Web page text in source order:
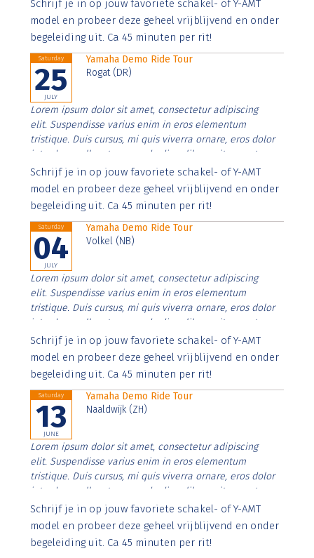
imperdiet. Nunc ut sem vitae risus tristique posuere.
Schrijf je in op jouw favoriete schakel- of Y-AMT
model en probeer deze geheel vrijblijvend en onder
begeleiding uit. Ca 45 minuten per rit!
Saturday
25
JULY
Yamaha Demo Ride Tour
Rogat (DR)
Lorem ipsum dolor sit amet, consectetur adipiscing
elit. Suspendisse varius enim in eros elementum
tristique. Duis cursus, mi quis viverra ornare, eros dolor
interdum nulla, ut commodo diam libero vitae erat.
Aenean faucibus nibh et justo cursus id rutrum lorem
imperdiet. Nunc ut sem vitae risus tristique posuere.
Schrijf je in op jouw favoriete schakel- of Y-AMT
model en probeer deze geheel vrijblijvend en onder
begeleiding uit. Ca 45 minuten per rit!
Saturday
04
JULY
Yamaha Demo Ride Tour
Volkel (NB)
Lorem ipsum dolor sit amet, consectetur adipiscing
elit. Suspendisse varius enim in eros elementum
tristique. Duis cursus, mi quis viverra ornare, eros dolor
interdum nulla, ut commodo diam libero vitae erat.
Aenean faucibus nibh et justo cursus id rutrum lorem
imperdiet. Nunc ut sem vitae risus tristique posuere.
Schrijf je in op jouw favoriete schakel- of Y-AMT
model en probeer deze geheel vrijblijvend en onder
begeleiding uit. Ca 45 minuten per rit!
Saturday
13
JUNE
Yamaha Demo Ride Tour
Naaldwijk (ZH)
Lorem ipsum dolor sit amet, consectetur adipiscing
elit. Suspendisse varius enim in eros elementum
tristique. Duis cursus, mi quis viverra ornare, eros dolor
interdum nulla, ut commodo diam libero vitae erat.
Aenean faucibus nibh et justo cursus id rutrum lorem
imperdiet. Nunc ut sem vitae risus tristique posuere.
Schrijf je in op jouw favoriete schakel- of Y-AMT
model en probeer deze geheel vrijblijvend en onder
begeleiding uit. Ca 45 minuten per rit!